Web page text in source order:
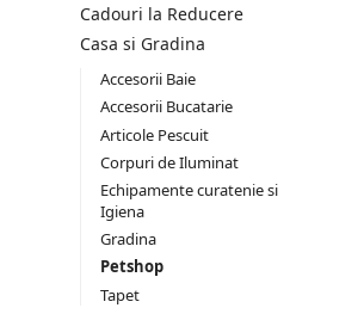
Cadouri la Reducere
Casa si Gradina
Accesorii Baie
Accesorii Bucatarie
Articole Pescuit
Corpuri de Iluminat
Echipamente curatenie si
Igiena
Gradina
Petshop
Tapet